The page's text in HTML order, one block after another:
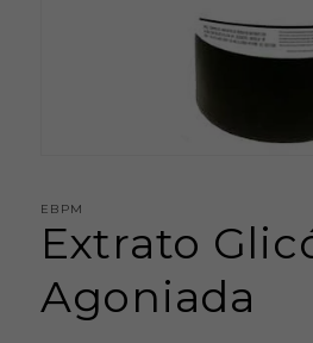
na
janela
modal
EBPM
Extrato
Agoniada